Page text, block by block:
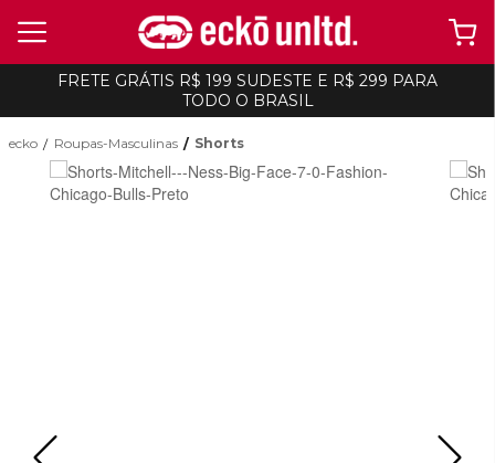
FRETE GRÁTIS R$ 199 SUDESTE E R$ 299 PARA
TODO O BRASIL
ecko Roupas-Masculinas Shorts